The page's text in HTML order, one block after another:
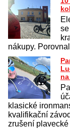
nákupy.
klasické
kvalifikační
zrušení